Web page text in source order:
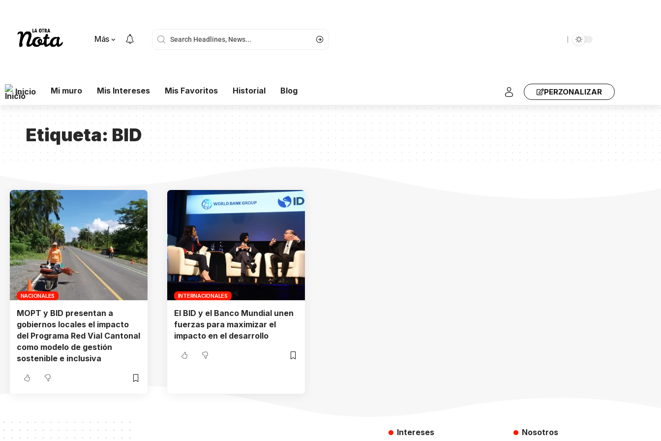
Más
Inicio Mi muro Mis Intereses Mis Favoritos Historial Blog PERZONALIZAR
Etiqueta: BID
NACIONALES
MOPT y BID presentan a
gobiernos locales el impacto
del Programa Red Vial Cantonal
como modelo de gestión
sostenible e inclusiva
INTERNACIONALES
El BID y el Banco Mundial unen
fuerzas para maximizar el
impacto en el desarrollo
Intereses Nosotros